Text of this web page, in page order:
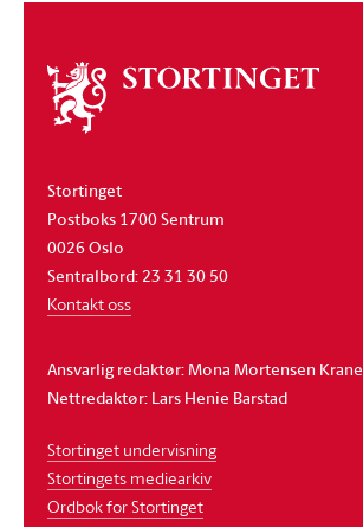
Om
stortinget
Stortinget
Postboks 1700 Sentrum
0026 Oslo
Sentralbord: 23 31 30 50
Kontakt oss
Ansvarlig redaktør: Mona Mortensen Krane
Nettredaktør: Lars Henie Barstad
Stortinget undervisning
Stortingets mediearkiv
Ordbok for Stortinget